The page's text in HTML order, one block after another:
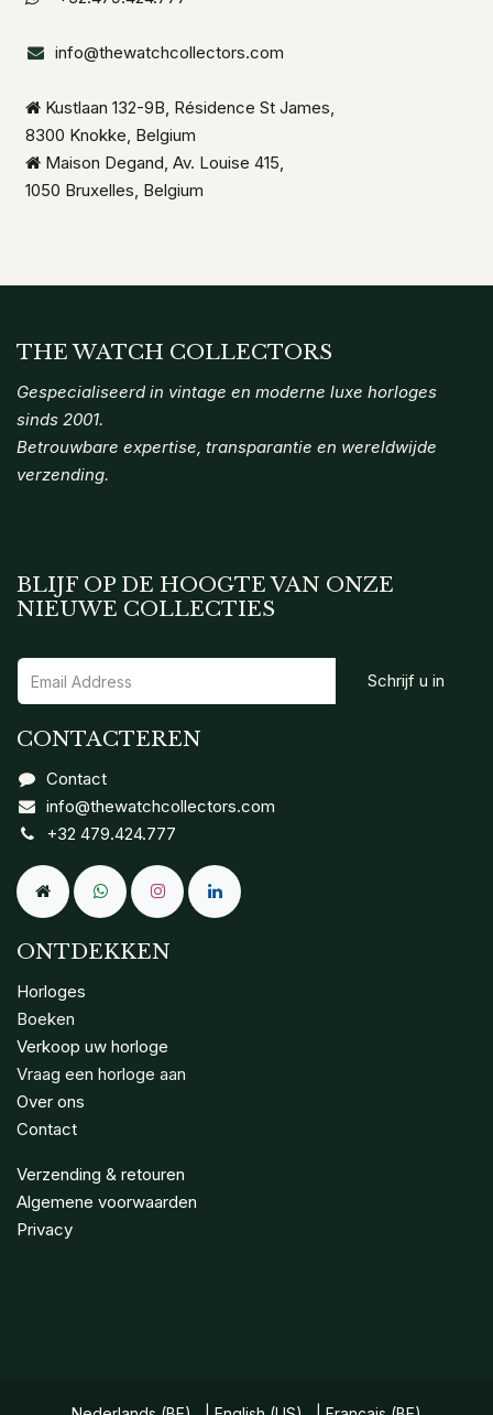
info@thewatchcollectors.com
Kustlaan 132-9B, Résidence St James,
8300 Knokke, Belgium
Maison Degand, Av. Louise 415,
1050 Bruxelles, Belgium
THE WATCH COLLECTORS
Gespecialiseerd in vintage en moderne luxe horloges
sinds 2001.
Betrouwbare expertise, transparantie en wereldwijde
verzending.
CONTACTEREN
Contact
info@thewatchcollectors.com
+32 479.424.777
ONTDEKKEN
Horloges
Boeken
Verkoop uw horloge
Vraag een horloge aan
Over ons
Contact
Verzending & retouren
Algemene voorwaarden
Privacy
BLIJF OP DE HOOGTE VAN ONZE
NIEUWE COLLECTIES
Schrijf u in